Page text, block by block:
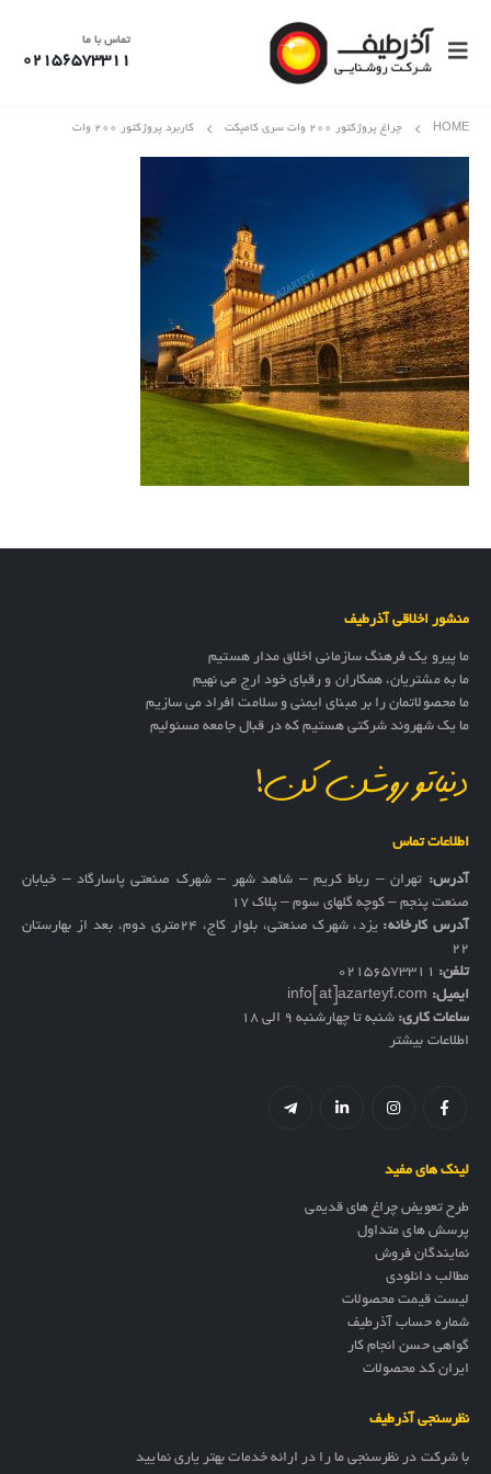
تماس با ما
02156573311
HOME چراغ پروژکتور 200 وات سری کامپکت کاربرد پروژکتور ۲۰۰ وات
منشور اخلاقی آذرطیف
ما پیرو یک فرهنگ سازمانی اخلاق مدار هستیم
ما به مشتریان، همکاران و رقبای خود ارج می نهیم
ما محصولاتمان را بر مبنای ایمنی و سلامت افراد می سازیم
ما یک شهروند شرکتی هستیم که در قبال جامعه مسئولیم
دنیاتو روشن کن!
اطلاعات تماس
آدرس: تهران – رباط کریم – شاهد شهر – شهرک صنعتی پاسارگاد – خیابان
صنعت پنجم – کوچه گلهای سوم – پلاک 17
آدرس کارخانه:
یزد، شهرک صنعتی، بلوار کاج، ۲۴متری دوم، بعد از بهارستان
۲۲
تلفن: 02156573311
ایمیل: info[at]azarteyf.com
ساعات کاری: شنبه تا چهارشنبه 9 الی 18
اطلاعات بیشتر
لینک های مفید
طرح تعویض چراغ های قدیمی
پرسش های متداول
نمایندگان فروش
مطالب دانلودی
لیست قیمت محصولات
شماره حساب آذرطیف
گواهی حسن انجام کار
ایران کد محصولات
نظرسنجی آذرطیف
با شرکت در نظرسنجی ما را در ارائه خدمات بهتر یاری نمایید